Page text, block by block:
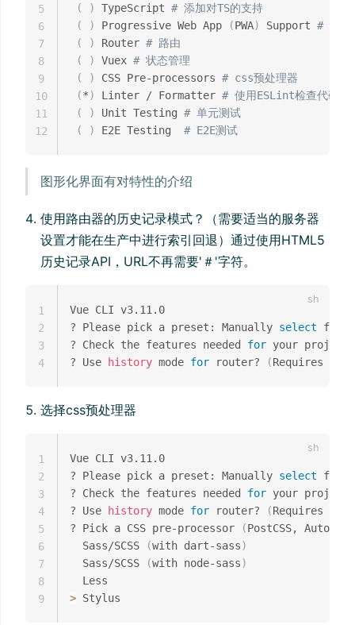
(
) TypeScript # 添加对TS的支持
(
) Progressive Web App (PWA) Support # 渐进
(
) Router # 路由
(
) Vuex # 状态管理
(
) CSS Pre-processors # css预处理器
(*) Linter / Formatter # 使用ESLint检查代码质
(
) Unit Testing # 单元测试
(
) E2E Testing # E2E测试
5
6
7
8
9
10
11
12
图形化界面有对特性的介绍
使用路由器的历史记录模式？（需要适当的服务器
设置才能在生产中进行索引回退）通过使用HTML5
历史记录API，URL不再需要'＃'字符。
Vue CLI v3.11.0
? Please pick a preset: Manually select
? Check the features needed for your project:
? Use
history mode for router? (Requires
1
2
3
4
选择css预处理器
Vue CLI v3.11.0
? Please pick a preset: Manually select
? Check the features needed for your project:
? Use
history mode for router? (Requires
? Pick a CSS pre-processor
(PostCSS,
  Sass/SCSS
(with dart-sass)
  Sass/SCSS
(with node-sass)
>
1
2
3
4
5
6
7
8
9